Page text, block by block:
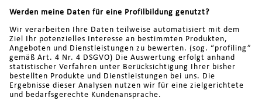
Werden meine Daten für eine Profilbildung genutzt?
Wir verarbeiten Ihre Daten teilweise automatisiert mit dem
Ziel Ihr potenzielles Interesse an bestimmten Produkten,
Angeboten und Dienstleistungen zu bewerten. (sog. “profiling”
gemäß Art. 4 Nr. 4 DSGVO) Die Auswertung erfolgt anhand
statistischer Verfahren unter Berücksichtigung Ihrer bisher
bestellten Produkte und Dienstleistungen bei uns. Die
Ergebnisse dieser Analysen nutzen wir für eine zielgerichtete
und bedarfsgerechte Kundenansprache.